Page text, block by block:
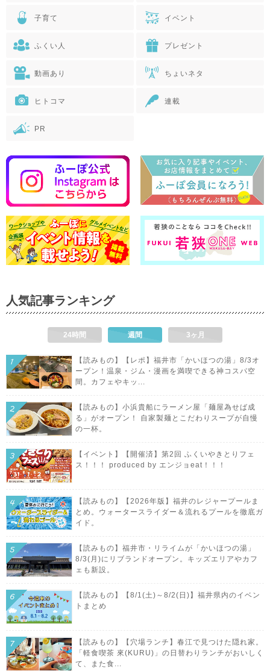
子育て イベント
ふくい人 プレゼント
動画あり ちょいネタ
ヒトコマ 連載
PR
人気記事ランキング
24時間 週間 3ヶ月
【読みもの】【レポ】福井市「かいほつの湯」8/3オ
ープン！温泉・ジム・漫画を満喫できる神コスパ空
間。カフェやキッ...
【読みもの】小浜貴船にラーメン屋「麺屋為せば成
る」がオープン！ 自家製麺とこだわりスープが自慢
の一杯。
【イベント】【開催済】第2回 ふくいやきとりフェ
ス！！！ produced by エンジョeat！！！
【読みもの】【2026年版】福井のレジャープールま
とめ。ウォータースライダー＆流れるプールを徹底ガ
イド。
【読みもの】福井市・リライムが「かいほつの湯」
8/3(月)にリブランドオープン。キッズエリアやカフ
ェも新設。
【読みもの】【8/1(土)～8/2(日)】福井県内のイベン
トまとめ
【読みもの】【穴場ランチ】春江で見つけた隠れ家。
「軽食喫茶 來(KURU)」の日替わりランチがおいしく
て、また食...